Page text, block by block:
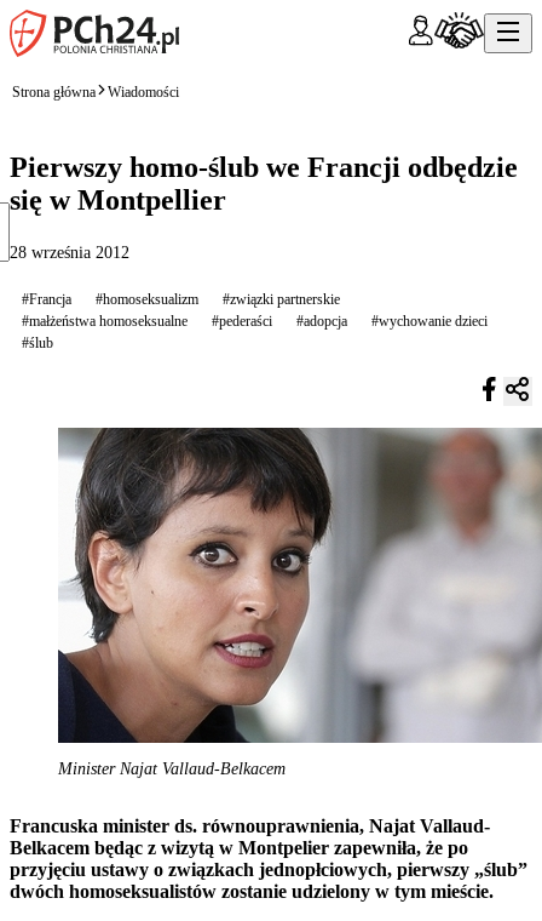
Strona główna Wiadomości
Pierwszy homo-ślub we Francji odbędzie
się w Montpellier
28 września 2012
#Francja #homoseksualizm
#związki partnerskie
#małżeństwa homoseksualne
#pederaści #adopcja
#wychowanie dzieci
#ślub
Minister Najat Vallaud-Belkacem
Francuska minister ds. równouprawnienia, Najat Vallaud-
Belkacem będąc z wizytą w Montpelier zapewniła, że po
przyjęciu ustawy o związkach jednopłciowych, pierwszy „ślub”
dwóch homoseksualistów zostanie udzielony w tym mieście.